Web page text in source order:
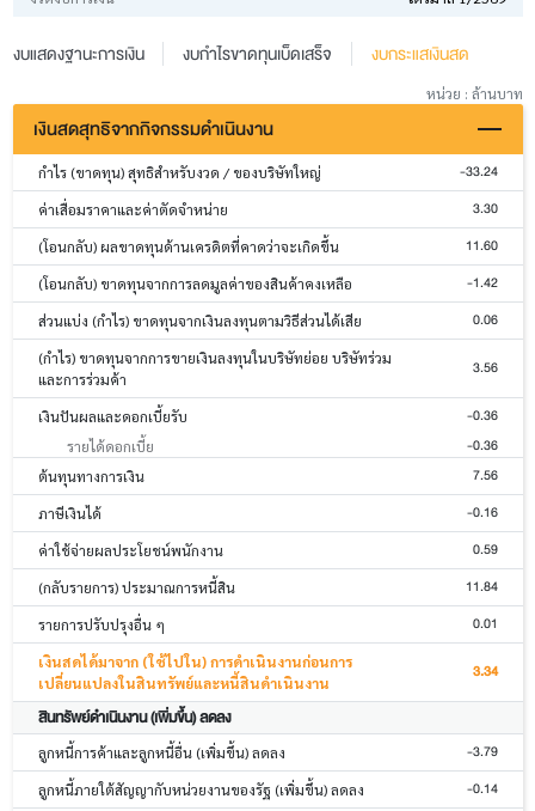
งบแสดงฐานะการเงิน งบกำไรขาดทุนเบ็ดเสร็จ งบกระแสเงินสด
หน่วย : ล้านบาท
เงินสดสุทธิจากกิจกรรมดำเนินงาน
กำไร (ขาดทุน) สุทธิสำหรับงวด / ของบริษัทใหญ่ -33.24
ค่าเสื่อมราคาและค่าตัดจำหน่าย 3.30
(โอนกลับ) ผลขาดทุนด้านเครดิตที่คาดว่าจะเกิดขึ้น 11.60
(โอนกลับ) ขาดทุนจากการลดมูลค่าของสินค้าคงเหลือ -1.42
ส่วนแบ่ง (กำไร) ขาดทุนจากเงินลงทุนตามวิธีส่วนได้เสีย 0.06
(กำไร) ขาดทุนจากการขายเงินลงทุนในบริษัทย่อย บริษัทร่วม
และการร่วมค้า
3.56
เงินปันผลและดอกเบี้ยรับ -0.36
รายได้ดอกเบี้ย -0.36
ต้นทุนทางการเงิน 7.56
ภาษีเงินได้ -0.16
ค่าใช้จ่ายผลประโยชน์พนักงาน 0.59
(กลับรายการ) ประมาณการหนี้สิน 11.84
รายการปรับปรุงอื่น ๆ 0.01
เงินสดได้มาจาก (ใช้ไปใน) การดำเนินงานก่อนการ
เปลี่ยนแปลงในสินทรัพย์และหนี้สินดำเนินงาน
3.34
สินทรัพย์ดำเนินงาน (เพิ่มขึ้น) ลดลง
ลูกหนี้การค้าและลูกหนี้อื่น (เพิ่มขึ้น) ลดลง -3.79
ลูกหนี้ภายใต้สัญญากับหน่วยงานของรัฐ (เพิ่มขึ้น) ลดลง -0.14